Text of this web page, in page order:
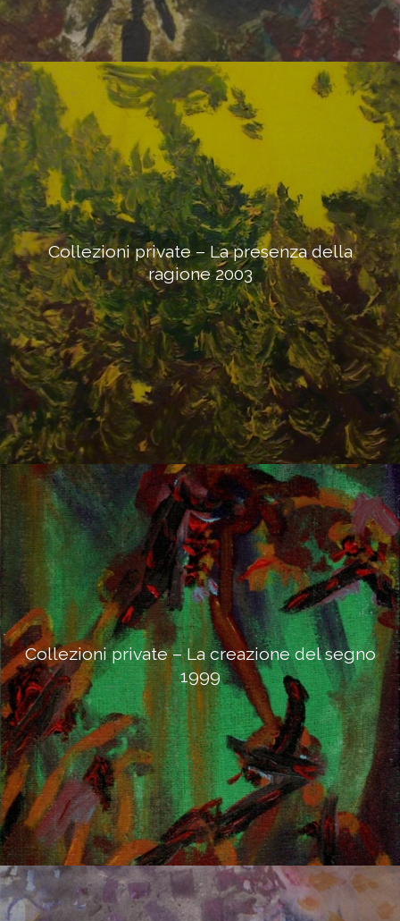
Collezioni private – La presenza della
ragione 2003
Collezioni private – La creazione del segno
1999